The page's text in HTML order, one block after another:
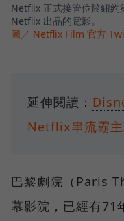
Netflix 正式接管位於紐約
Netflix 出品的電影。
圖／ Netflix Film 官方
延伸閱讀：
Netflix串流霸主
巴黎劇院（Paris
幕影院，已經有71